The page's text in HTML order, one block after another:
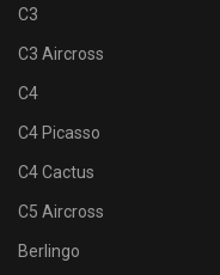
C3
C3 Aircross
C4
C4 Picasso
C4 Cactus
C5 Aircross
Berlingo